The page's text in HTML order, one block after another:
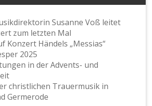
Susanne Voß leitet
zum letzten Mal
Konzert Händels „Messias“
2025
in der Advents- und
christlichen Trauermusik in
Germerode